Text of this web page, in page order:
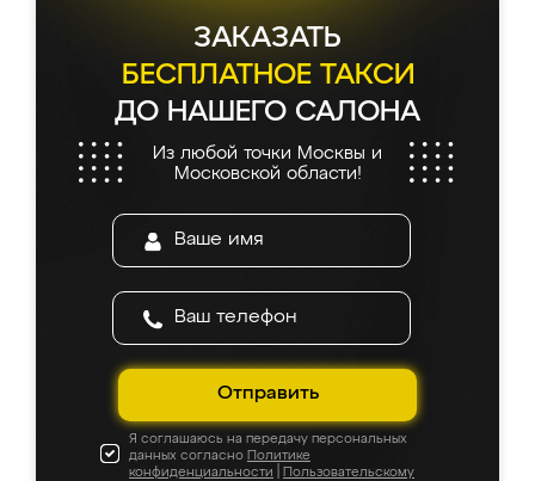
ЗАКАЗАТЬ
БЕСПЛАТНОЕ ТАКСИ
ДО НАШЕГО САЛОНА
Из любой точки Москвы и
Московской области!
Отправить
Я соглашаюсь на передачу персональных
данных согласно Политике
конфиденциальности
Пользовательскому